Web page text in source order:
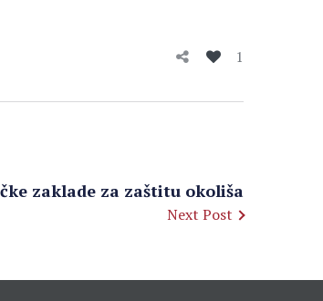
1
zaklade za zaštitu okoliša
Next Post